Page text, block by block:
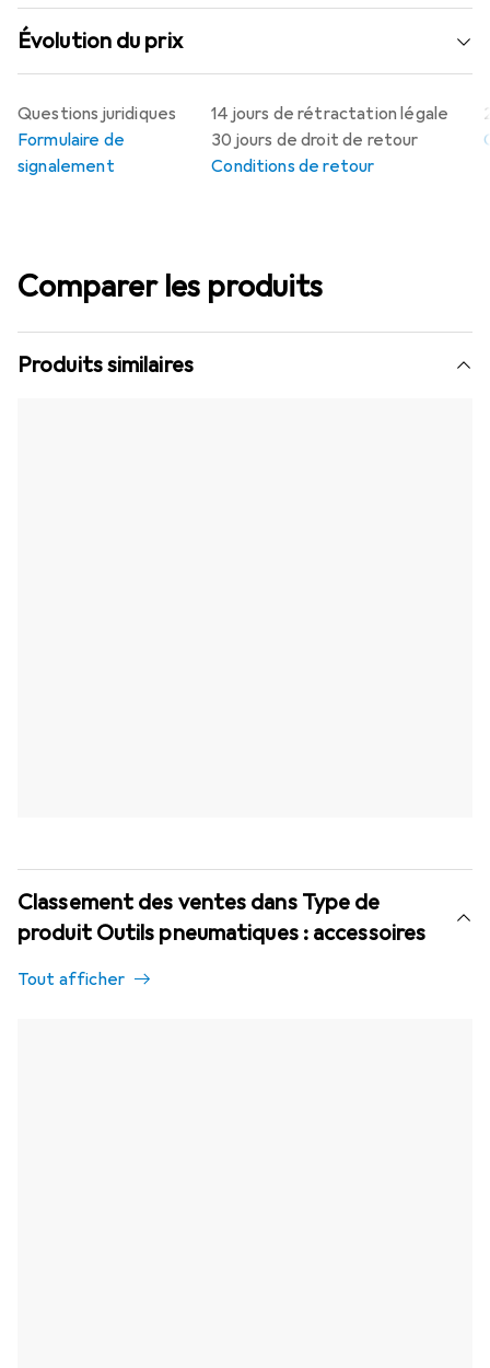
Évolution du prix
14 jours de rétractation légale
30 jours de droit de retour
Conditions de retour
Questions juridiques
Formulaire de
signalement
Comparer les produits
Produits similaires
Classement des ventes dans Type de
produit Outils pneumatiques : accessoires
Tout afficher